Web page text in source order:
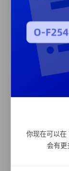
O-
你现在可以在
会有更